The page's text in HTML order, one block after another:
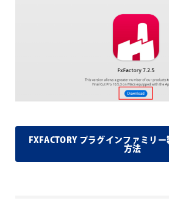
FXFACTORY プラグインファミリ
方法